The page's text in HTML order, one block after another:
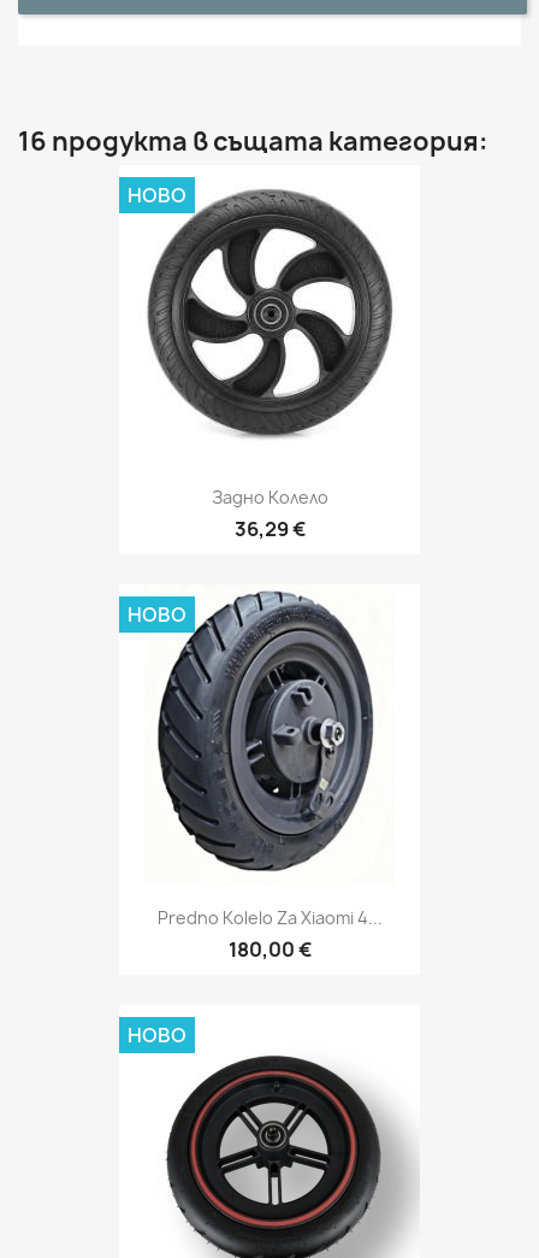
16 продукта в същата категория:
Задно Колело
36,29 €
НОВО
Predno Kolelo Za Xiaomi 4...
180,00 €
НОВО
НОВО